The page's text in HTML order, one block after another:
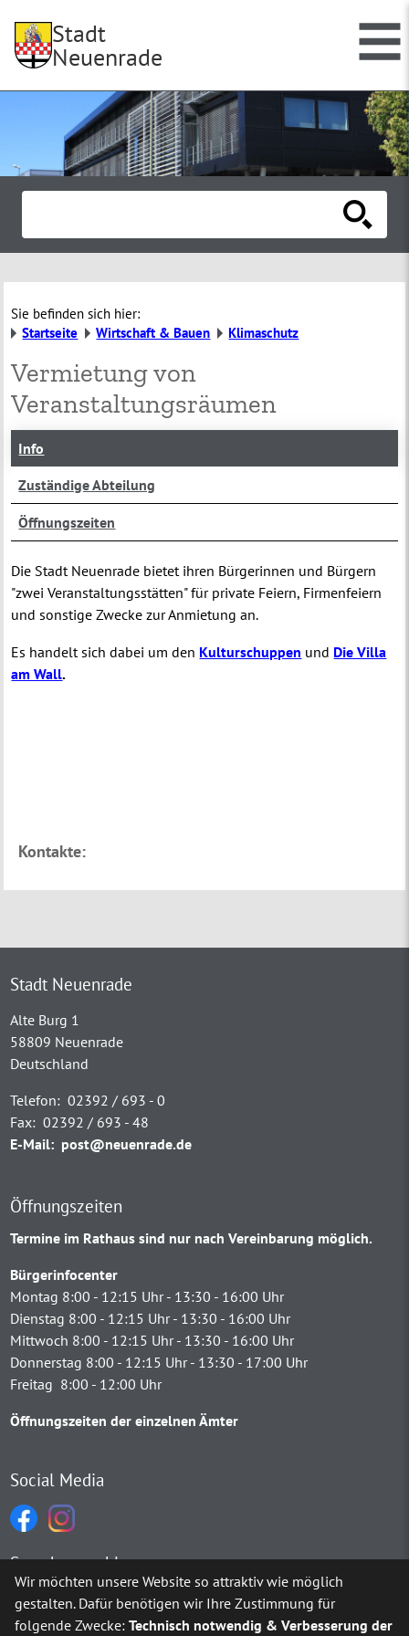
Stadt
Neuenrade
Sie befinden sich hier:
Startseite
Wirtschaft & Bauen Klimaschutz
Vermietung von
Veranstaltungsräumen
Info
Zuständige Abteilung
Öffnungszeiten
Die Stadt Neuenrade bietet ihren Bürgerinnen und Bürgern
"zwei Veranstaltungsstätten" für private Feiern, Firmenfeiern
und sonstige Zwecke zur Anmietung an.
Es handelt sich dabei um den Kulturschuppen und Die Villa
am Wall.
Kontakte:
Stadt Neuenrade
Alte Burg 1
58809 Neuenrade
Deutschland
Telefon: 02392 / 693 - 0
Fax: 02392 / 693 - 48
E-Mail: post@neuenrade.de
Öffnungszeiten
Termine im Rathaus sind nur nach Vereinbarung möglich.
Bürgerinfocenter
Montag 8:00 - 12:15 Uhr - 13:30 - 16:00 Uhr
Dienstag 8:00 - 12:15 Uhr - 13:30 - 16:00 Uhr
Mittwoch 8:00 - 12:15 Uhr - 13:30 - 16:00 Uhr
Donnerstag 8:00 - 12:15 Uhr - 13:30 - 17:00 Uhr
Freitag 8:00 - 12:00 Uhr
Öffnungszeiten der einzelnen Ämter
Social Media
Sprachauswahl
Möchten Sie vonGoogle Translate bereitgestellte externe
Wir möchten unsere Website so attraktiv wie möglich
gestalten. Dafür benötigen wir Ihre Zustimmung für
folgende Zwecke:Technisch notwendig & Verbesserung der